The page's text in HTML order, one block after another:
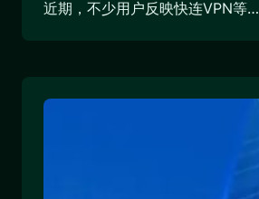
近期，不少用户反映快连VPN等…